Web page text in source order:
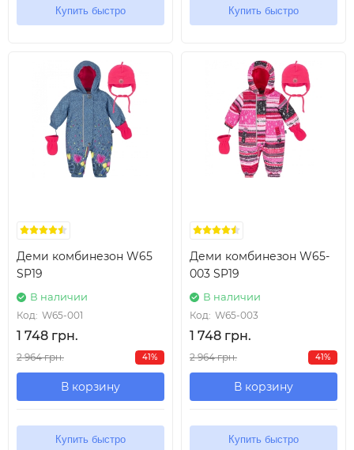
Купить быстро Купить быстро
Деми комбинезон W65
SP19
В наличии
Код: W65-001
1 748 грн.
2 964 грн. 41%
В корзину
Купить быстро
Деми комбинезон W65-
003 SP19
В наличии
Код: W65-003
1 748 грн.
2 964 грн. 41%
В корзину
Купить быстро